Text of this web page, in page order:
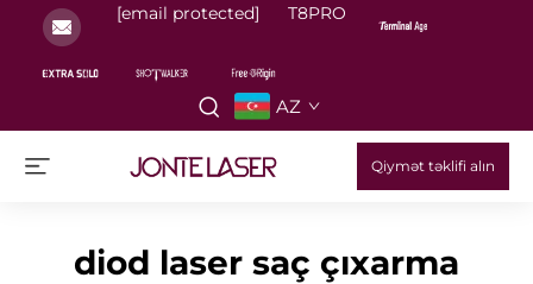
[email protected] T8PRO
AZ
Qiymət təklifi alın
diod laser saç çıxarma